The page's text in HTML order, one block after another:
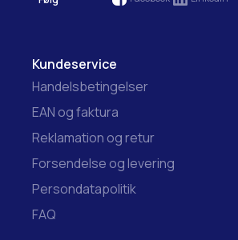
Kundeservice
Handelsbetingelser
EAN og faktura
Reklamation og retur
Forsendelse og levering
Persondatapolitik
FAQ